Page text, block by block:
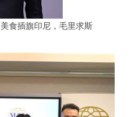
食插旗印尼，毛里求斯